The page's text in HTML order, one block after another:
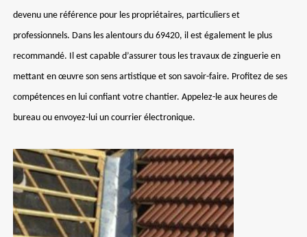
devenu une référence pour les propriétaires, particuliers et
professionnels. Dans les alentours du 69420, il est également le plus
recommandé. Il est capable d’assurer tous les travaux de zinguerie en
mettant en œuvre son sens artistique et son savoir-faire. Profitez de ses
compétences en lui confiant votre chantier. Appelez-le aux heures de
bureau ou envoyez-lui un courrier électronique.